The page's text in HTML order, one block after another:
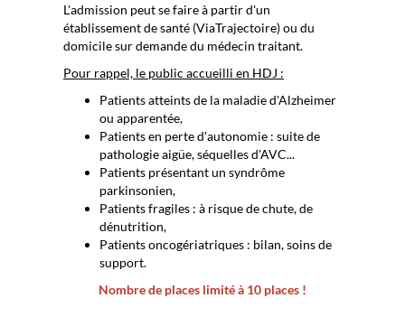
L'admission peut se faire à partir d'un
établissement de santé (ViaTrajectoire) ou du
domicile sur demande du médecin traitant.
Pour rappel, le public accueilli en HDJ :
Patients atteints de la maladie d'Alzheimer
ou apparentée,
Patients en perte d'autonomie : suite de
pathologie aigüe, séquelles d'AVC...
Patients présentant un syndrôme
parkinsonien,
Patients fragiles : à risque de chute, de
dénutrition,
Patients oncogériatriques : bilan, soins de
support.
Nombre de places limité à 10 places !